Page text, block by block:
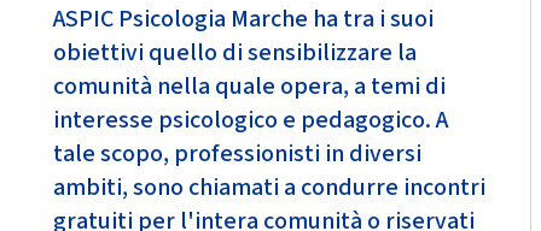
ASPIC Psicologia Marche ha tra i suoi
obiettivi quello di sensibilizzare la
comunità nella quale opera, a temi di
interesse psicologico e pedagogico. A
tale scopo, professionisti in diversi
ambiti, sono chiamati a condurre incontri
gratuiti per l'intera comunità o riservati